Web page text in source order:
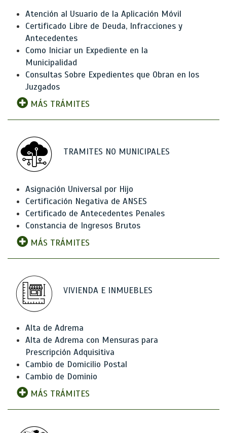
Atención al Usuario de la Aplicación Móvil
Certificado Libre de Deuda, Infracciones y
Antecedentes
Como Iniciar un Expediente en la
Municipalidad
Consultas Sobre Expedientes que Obran en los
Juzgados
MÁS TRÁMITES
TRAMITES NO MUNICIPALES
Asignación Universal por Hijo
Certificación Negativa de ANSES
Certificado de Antecedentes Penales
Constancia de Ingresos Brutos
MÁS TRÁMITES
VIVIENDA E INMUEBLES
Alta de Adrema
Alta de Adrema con Mensuras para
Prescripción Adquisitiva
Cambio de Domicilio Postal
Cambio de Dominio
MÁS TRÁMITES